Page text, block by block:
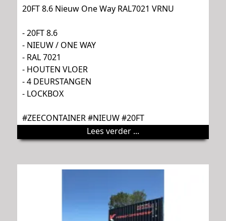
20FT 8.6 Nieuw One Way RAL7021 VRNU
- 20FT 8.6
- NIEUW / ONE WAY
- RAL 7021
- HOUTEN VLOER
- 4 DEURSTANGEN
- LOCKBOX
#ZEECONTAINER #NIEUW #20FT
Lees verder ...